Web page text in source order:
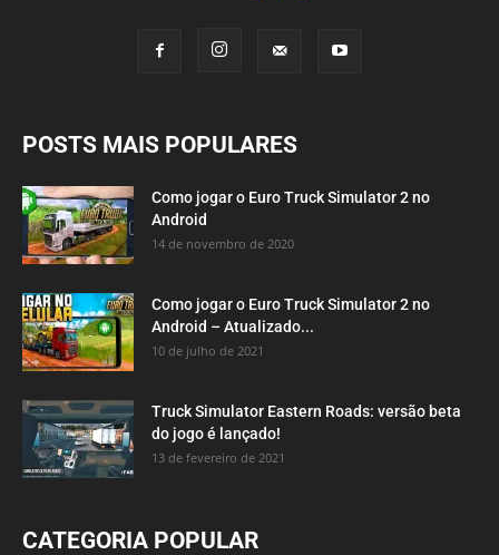
POSTS MAIS POPULARES
Como jogar o Euro Truck Simulator 2 no
Android
14 de novembro de 2020
Como jogar o Euro Truck Simulator 2 no
Android – Atualizado...
10 de julho de 2021
Truck Simulator Eastern Roads: versão beta
do jogo é lançado!
13 de fevereiro de 2021
CATEGORIA POPULAR